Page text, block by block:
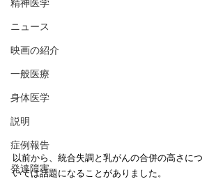
精神医学
ニュース
映画の紹介
一般医療
身体医学
説明
症例報告
発達障害
以前から、統合失調と乳がんの合併の高さにつ
いては話題になることがありました。